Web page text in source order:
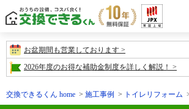
お盆期間も営業しております
2026年度のお得な補助金制度を詳しく解説！
交換できるくん home 施工事例 トイレリフォーム